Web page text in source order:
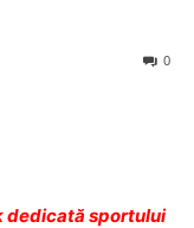
0
dedicată sportului